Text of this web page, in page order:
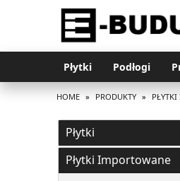
Płytki Podłogi
HOME » PRODUKTY »
Płytki
Płytki Importowane